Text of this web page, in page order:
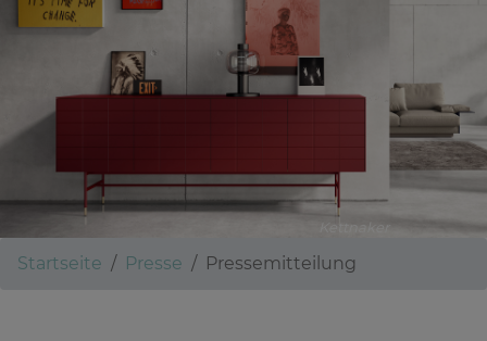
Kettnaker
Startseite Presse Pressemitteilung